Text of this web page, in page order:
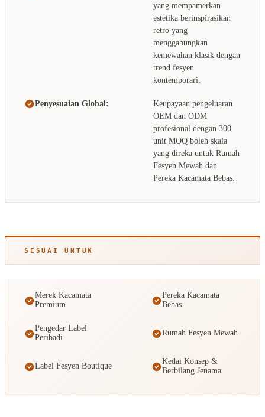
yang mempamerkan
estetika berinspirasikan
retro yang
menggabungkan
kemewahan klasik dengan
trend fesyen
kontemporari.
Penyesuaian Global:
Keupayaan pengeluaran
OEM dan ODM
profesional dengan 300
unit MOQ boleh skala
yang direka untuk Rumah
Fesyen Mewah dan
Pereka Kacamata Bebas.
SESUAI UNTUK
Merek Kacamata
Premium
Pereka Kacamata
Bebas
Pengedar Label
Peribadi
Rumah Fesyen Mewah
Label Fesyen Boutique
Kedai Konsep &
Berbilang Jenama